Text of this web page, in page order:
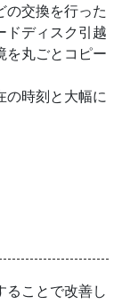
の交換を行った
ドディスク引越
を丸ごとコピー
の時刻と大幅に
ることで改善し